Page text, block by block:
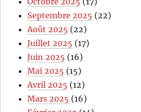
Septembre 2025 (22)
Août 2025 (22)
Juillet 2025 (17)
Juin 2025 (16)
Mai 2025 (15)
Avril 2025 (12)
Mars 2025 (16)